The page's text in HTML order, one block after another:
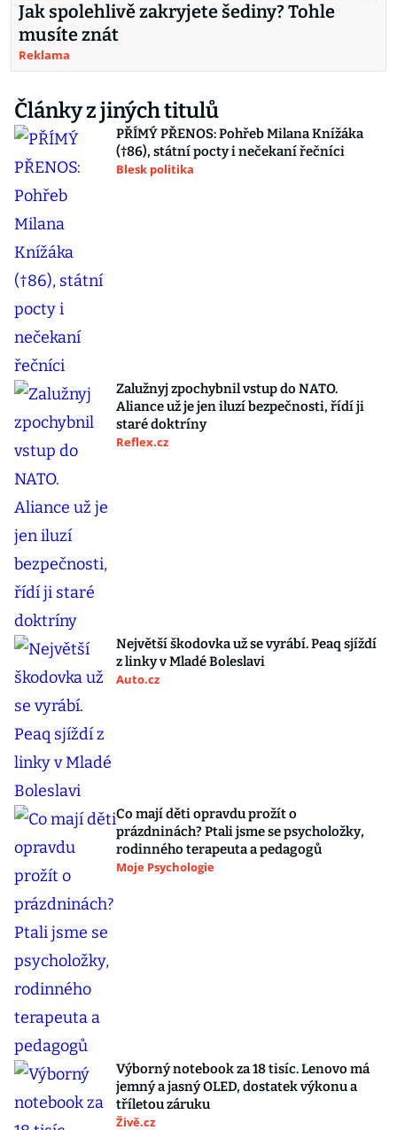
Jak spolehlivě zakryjete šediny? Tohle
musíte znát
Reklama
Články z jiných titulů
PŘÍMÝ PŘENOS: Pohřeb Milana Knížáka
(†86), státní pocty i nečekaní řečníci
Blesk politika
Zalužnyj zpochybnil vstup do NATO.
Aliance už je jen iluzí bezpečnosti, řídí ji
staré doktríny
Reflex.cz
Největší škodovka už se vyrábí. Peaq sjíždí
z linky v Mladé Boleslavi
Auto.cz
Co mají děti opravdu prožít o
prázdninách? Ptali jsme se psycholožky,
rodinného terapeuta a pedagogů
Moje Psychologie
Výborný notebook za 18 tisíc. Lenovo má
jemný a jasný OLED, dostatek výkonu a
tříletou záruku
Živě.cz